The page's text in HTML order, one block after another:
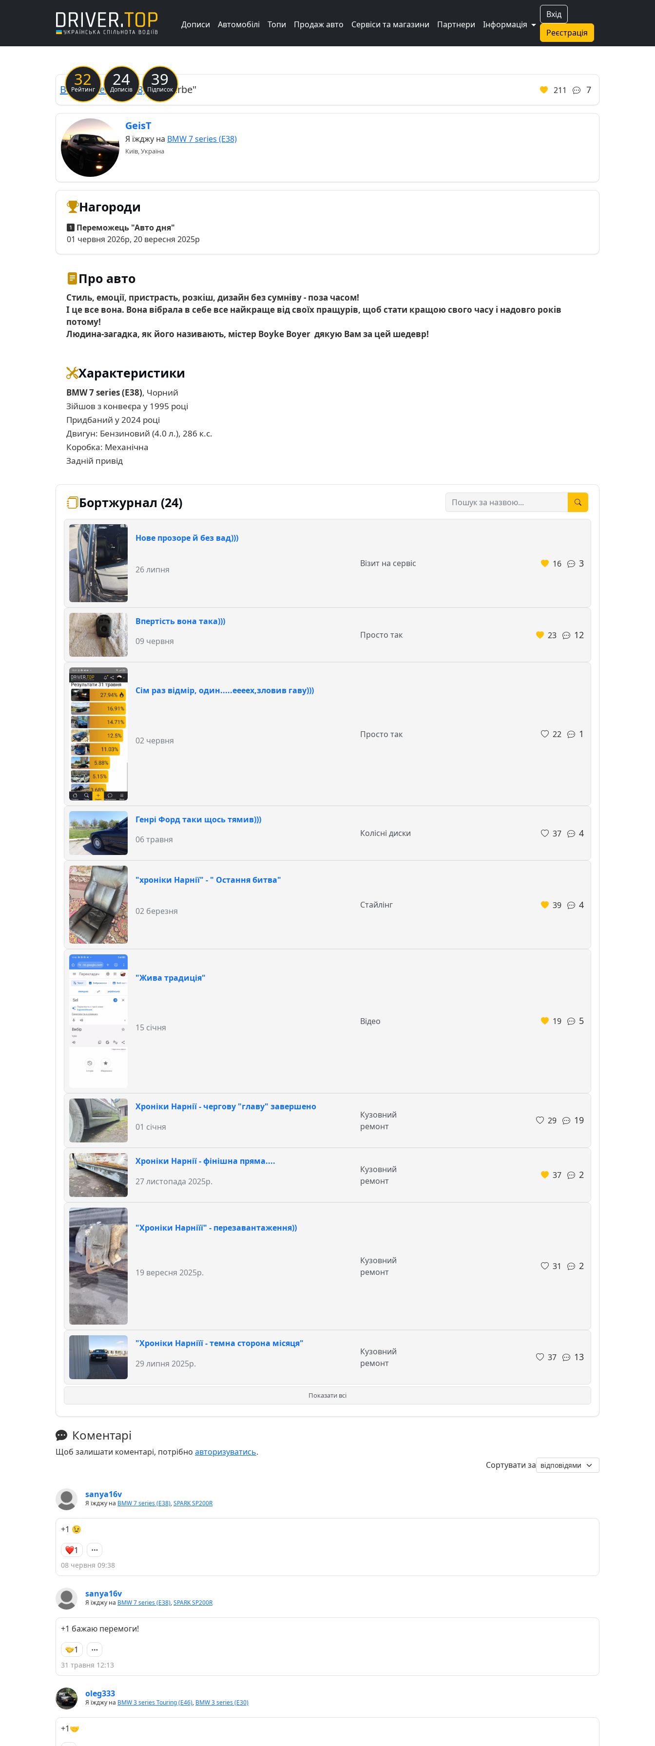
Вхід
Реєстрація
Дописи Автомобілі Топи Продаж авто Сервіси та магазини Партнери Інформація
32
Рейтинг
24
Дописів
39
Підписок
Previous
BMW7 series (E38)"Das Erbe" 211 7
GeisT
Я їжджу на BMW 7 series (E38)
Київ, Україна
Нагороди
Переможець "Авто дня"
01 червня 2026р, 20 вересня 2025р
Про авто
Стиль, емоції, пристрасть, розкіш, дизайн без сумніву - поза часом!
І це все вона. Вона вібрала в себе все найкраще від своїх пращурів, щоб стати кращою свого часу і надовго років
потому!
Людина-загадка, як його називають, містер Boyke Boyer дякую Вам за цей шедевр!
Характеристики
BMW 7 series (E38), Чорний
Зійшов з конвеєра у 1995 році
Придбаний у 2024 році
Двигун: Бензиновий (4.0 л.), 286 к.с.
Коробка: Механічна
Задній привід
Бортжурнал (24)
Нове прозоре й без вад)))
26 липня
Візит на сервіс 16 3
Впертість вона така)))
09 червня
Просто так 23 12
Сім раз відмір, один.....еееех,зловив гаву)))
02 червня
Просто так 22 1
Генрі Форд таки щось тямив)))
06 травня
Колісні диски 37 4
"хроніки Нарнії" - " Остання битва"
02 березня
Стайлінг 39 4
"Жива традиція"
15 січня
Відео 19 5
Хроніки Нарнії - чергову "главу" завершено
01 січня
Кузовний
ремонт
29 19
Хроніки Нарнії - фінішна пряма....
27 листопада 2025р.
Кузовний
ремонт
37 2
"Хроніки Нарніїї" - перезавантаження))
19 вересня 2025р.
Кузовний
ремонт
31 2
"Хроніки Нарніїї - темна сторона місяця"
29 липня 2025р.
Кузовний
ремонт
37 13
Показати всі
Коментарі
Щоб залишати коментарі, потрібно авторизуватись.
Сортувати за
sanya16v
Я їжджу на BMW 7 series (E38),SPARK SP200R
+1 😉
1
08 червня 09:38
sanya16v
Я їжджу на BMW 7 series (E38),SPARK SP200R
+1 бажаю перемоги!
1
31 травня 12:13
oleg333
Я їжджу на BMW 3 series Touring (E46), BMW 3 series (E30)
+1🤝